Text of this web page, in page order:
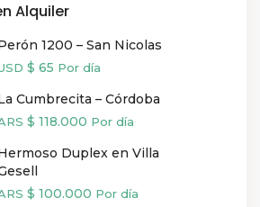
Alquiler
1200 – San Nicolas
$ 65 Por día
Cumbrecita – Córdoba
$ 118.000 Por día
Duplex en Villa
$ 100.000 Por día